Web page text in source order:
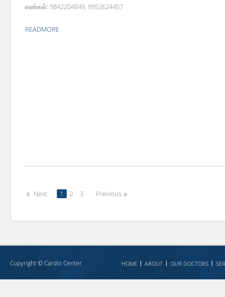
எண்கள்: 9842204849, 9952624457
READMORE
Next 1 2 3 Previous
Copyright ©Cardio Center HOME ABOUT OUR DOCTORS